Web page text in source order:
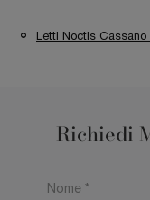
Letti Noctis Cassano
Richiedi